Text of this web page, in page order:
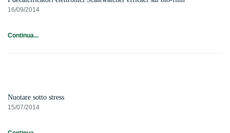
16/09/2014
Continua...
Nuotare sotto stress
15/07/2014